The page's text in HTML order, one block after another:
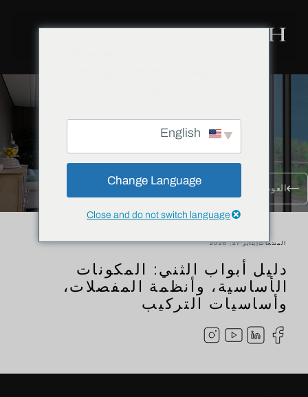
العودة إلى جميع المدونات
المنتجات|يناير 27, 2026
دليل أبواب الثني: المكونات
الأساسية، وأنظمة المفصلات،
وأساسيات التركيب
Change Language
Close and do not switch language